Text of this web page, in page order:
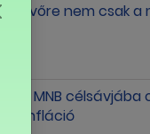
Jövőre nem csak
Az MNB
az infláció